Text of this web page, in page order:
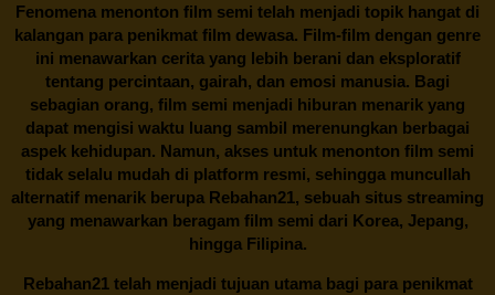
Fenomena menonton film semi telah menjadi topik hangat di
kalangan para penikmat film dewasa. Film-film dengan genre
ini menawarkan cerita yang lebih berani dan eksploratif
tentang percintaan, gairah, dan emosi manusia. Bagi
sebagian orang, film semi menjadi hiburan menarik yang
dapat mengisi waktu luang sambil merenungkan berbagai
aspek kehidupan. Namun, akses untuk menonton film semi
tidak selalu mudah di platform resmi, sehingga muncullah
alternatif menarik berupa Rebahan21, sebuah situs streaming
yang menawarkan beragam film semi dari Korea, Jepang,
hingga Filipina.
Rebahan21telah menjadi tujuan utama bagi para penikmat